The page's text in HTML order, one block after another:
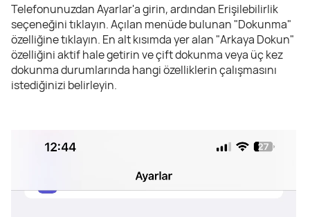
Telefonunuzdan Ayarlar'a girin, ardından Erişilebilirlik
seçeneğini tıklayın. Açılan menüde bulunan "Dokunma"
özelliğine tıklayın. En alt kısımda yer alan "Arkaya Dokun"
özelliğini aktif hale getirin ve çift dokunma veya üç kez
dokunma durumlarında hangi özelliklerin çalışmasını
istediğinizi belirleyin.